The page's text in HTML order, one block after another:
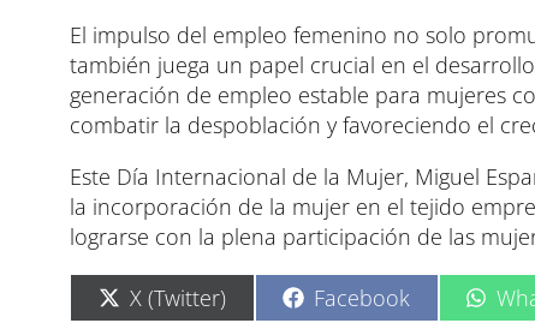
El impulso del empleo femenino no solo
también juega un papel crucial en el
generación de empleo estable para mujeres
combatir la despoblación y favoreciendo el
Este Día Internacional de la Mujer, Miguel
la incorporación de la mujer en el tejido
lograrse con la plena participación de las
C
o
X (Twitter) C
o
Facebook C
o